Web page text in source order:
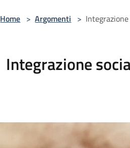
Home > Argomenti >
Integrazione